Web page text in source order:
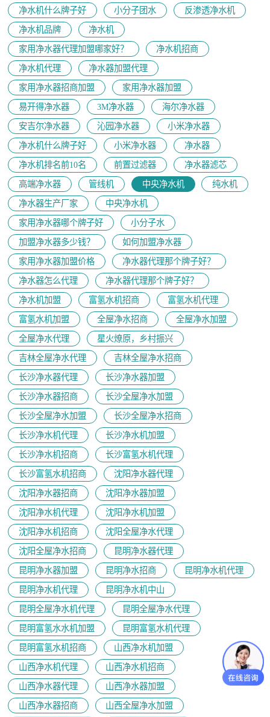
净水机什么牌子好
小分子团水
反渗透净水机
净水机品牌
净水机
家用净水器代理加盟哪家好？
净水机招商
净水机代理
净水器加盟代理
家用净水器招商加盟
家用净水器加盟
易开得净水器
3M净水器
海尔净水器
安吉尔净水器
沁园净水器
小米净水器
净水机什么牌子好
小米净水器
净水器
净水机排名前10名
前置过滤器
净水器滤芯
高端净水器
管线机 中央净水机
纯水机
净水器生产厂家
中央净水机
家用净水器哪个牌子好
小分子水
加盟净水器多少钱？
如何加盟净水器
家用净水器加盟价格
净水器代理那个牌子好？
净水器怎么代理
净水器代理那个牌子好？
净水机加盟
富氢水机招商
富氢水机代理
富氢水机加盟
全屋净水招商
全屋净水加盟
全屋净水代理
星火燎原，乡村振兴
吉林全屋净水代理
吉林全屋净水招商
长沙净水器代理
长沙净水器加盟
长沙净水器招商
长沙全屋净水加盟
长沙全屋净水加盟
长沙全屋净水招商
长沙净水机代理
长沙净水机加盟
长沙净水机招商
长沙富氢水机代理
长沙富氢水机招商
沈阳净水器代理
沈阳净水器招商
沈阳净水器加盟
沈阳净水机代理
沈阳净水机加盟
沈阳净水机招商
沈阳全屋净水代理
沈阳全屋净水招商
昆明净水器代理
昆明净水器加盟
昆明净水招商
昆明净水机代理
昆明净水机代理
昆明净水机中山
昆明全屋净水机代理
昆明全屋净水代理
昆明富氢水水机加盟
昆明富氢水机代理
昆明富氢水机招商
山西净水机加盟
山西净水机代理
山西净水机招商
山西净水器代理
山西净水器加盟
山西净水器招商
山西全屋净水加盟